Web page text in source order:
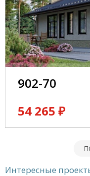
902-70
54 265 ₽
Интересные